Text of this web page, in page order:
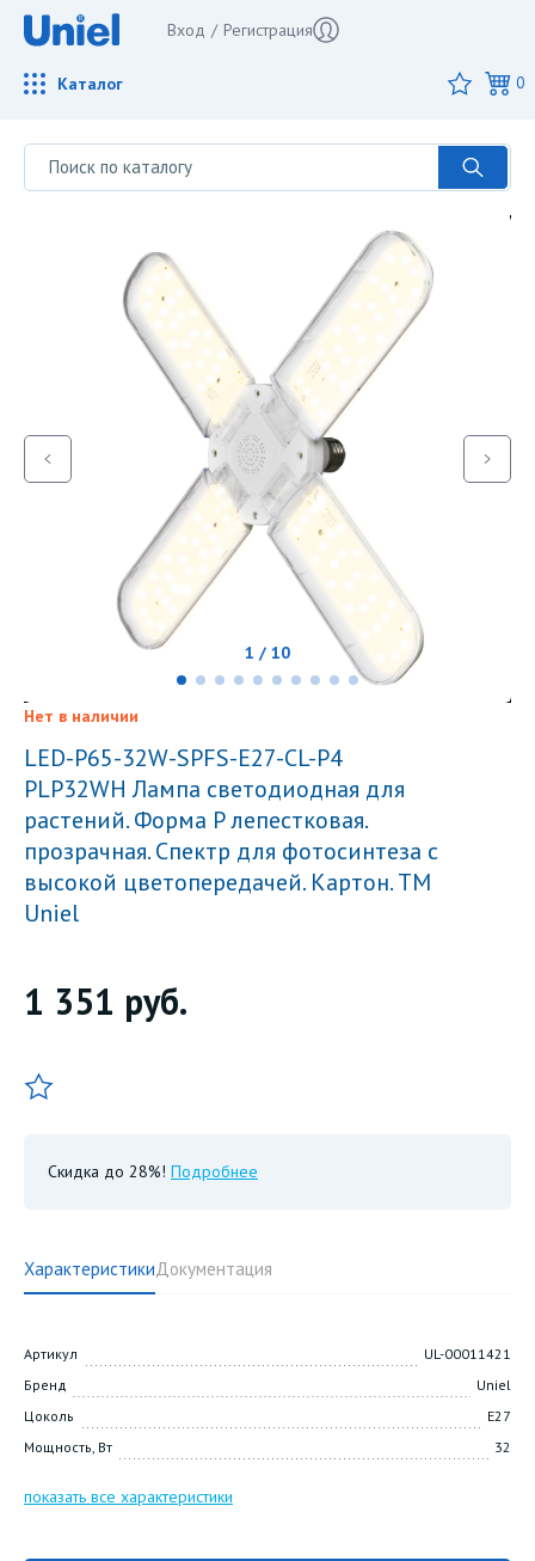
Вход / Регистрация
Каталог 0
1 / 10
Нет в наличии
LED-P65-32W-SPFS-E27-CL-P4
PLP32WH Лампа светодиодная для
растений. Форма P лепестковая.
прозрачная. Спектр для фотосинтеза с
высокой цветопередачей. Картон. ТМ
Uniel
1 351 руб.
Скидка до 28%! Подробнее
ХарактеристикиДокументация
Артикул
UL-00011421
Бренд
Uniel
Цоколь
E27
Мощность, Вт
32
показать все характеристики